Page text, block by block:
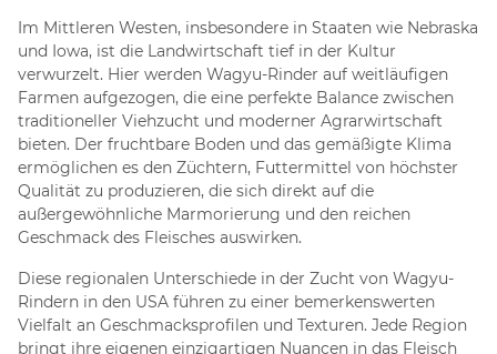
Im Mittleren Westen, insbesondere in Staaten wie Nebraska
und Iowa, ist die Landwirtschaft tief in der Kultur
verwurzelt. Hier werden Wagyu-Rinder auf weitläufigen
Farmen aufgezogen, die eine perfekte Balance zwischen
traditioneller Viehzucht und moderner Agrarwirtschaft
bieten. Der fruchtbare Boden und das gemäßigte Klima
ermöglichen es den Züchtern, Futtermittel von höchster
Qualität zu produzieren, die sich direkt auf die
außergewöhnliche Marmorierung und den reichen
Geschmack des Fleisches auswirken.
Diese regionalen Unterschiede in der Zucht von Wagyu-
Rindern in den USA führen zu einer bemerkenswerten
Vielfalt an Geschmacksprofilen und Texturen. Jede Region
bringt ihre eigenen einzigartigen Nuancen in das Fleisch